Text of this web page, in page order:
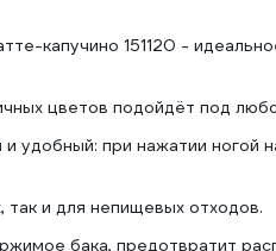
капучино 151120 -
цветов подойдёт под
удобный: при нажатии ногой
и для непищевых отходов.
бака, предотвратит